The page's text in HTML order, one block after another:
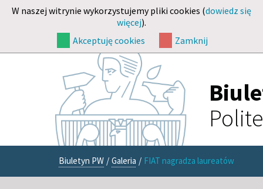
W naszej witrynie wykorzystujemy pliki cookies (dowiedz się
więcej).
Akceptuję cookies
Zamknij
Biuletyn PW / Galeria / FIAT nagradza laureatów